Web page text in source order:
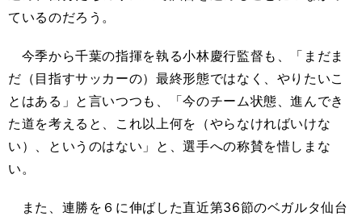
ているのだろう。
今季から千葉の指揮を執る小林慶行監督も、「まだま
だ（目指すサッカーの）最終形態ではなく、やりたいこ
とはある」と言いつつも、「今のチーム状態、進んでき
た道を考えると、これ以上何を（やらなければいけな
い）、というのはない」と、選手への称賛を惜しまな
い。
また、連勝を６に伸ばした直近第36節のベガルタ仙台